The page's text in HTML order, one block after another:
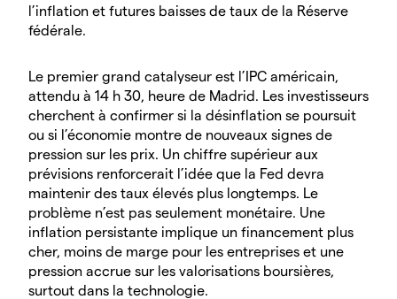
l’inflation et futures baisses de taux de la Réserve
fédérale.
Le premier grand catalyseur est l’IPC américain,
attendu à 14 h 30, heure de Madrid. Les investisseurs
cherchent à confirmer si la désinflation se poursuit
ou si l’économie montre de nouveaux signes de
pression sur les prix. Un chiffre supérieur aux
prévisions renforcerait l’idée que la Fed devra
maintenir des taux élevés plus longtemps. Le
problème n’est pas seulement monétaire. Une
inflation persistante implique un financement plus
cher, moins de marge pour les entreprises et une
pression accrue sur les valorisations boursières,
surtout dans la technologie.